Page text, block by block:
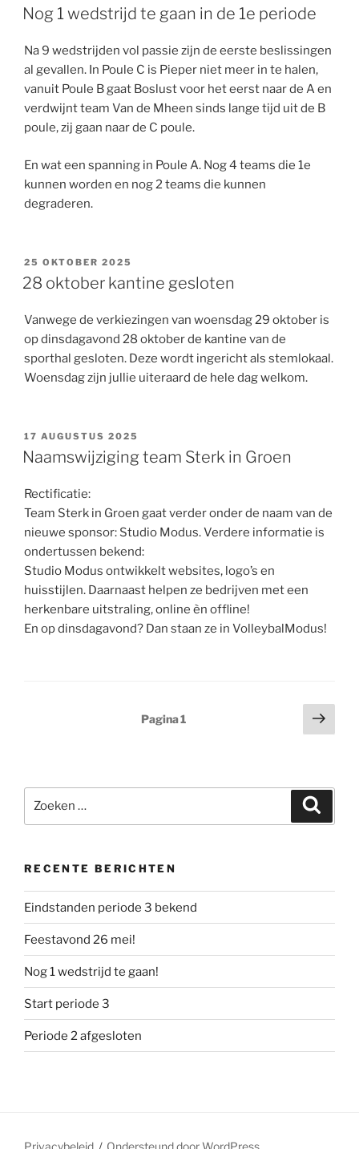
OP
Nog 1 wedstrijd te gaan in de 1e periode
Na 9 wedstrijden vol passie zijn de eerste beslissingen
al gevallen. In Poule C is Pieper niet meer in te halen,
vanuit Poule B gaat Boslust voor het eerst naar de A en
verdwijnt team Van de Mheen sinds lange tijd uit de B
poule, zij gaan naar de C poule.
En wat een spanning in Poule A. Nog 4 teams die 1e
kunnen worden en nog 2 teams die kunnen
degraderen.
GEPLAATST
OP
25 OKTOBER 2025
28 oktober kantine gesloten
Vanwege de verkiezingen van woensdag 29 oktober is
op dinsdagavond 28 oktober de kantine van de
sporthal gesloten. Deze wordt ingericht als stemlokaal.
Woensdag zijn jullie uiteraard de hele dag welkom.
GEPLAATST
OP
17 AUGUSTUS 2025
Naamswijziging team Sterk in Groen
Rectificatie:
Team Sterk in Groen gaat verder onder de naam van de
nieuwe sponsor: Studio Modus. Verdere informatie is
ondertussen bekend:
Studio Modus ontwikkelt websites, logo’s en
huisstijlen. Daarnaast helpen ze bedrijven met een
herkenbare uitstraling, online èn offline!
En op dinsdagavond? Dan staan ze in VolleybalModus!
Pagina1
naar:
RECENTE BERICHTEN
Eindstanden periode 3 bekend
Feestavond 26 mei!
Nog 1 wedstrijd te gaan!
Start periode 3
Periode 2 afgesloten
Privacybeleid Ondersteund door WordPress